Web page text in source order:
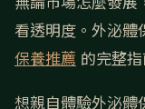
看透明度。外泌體
保養推薦 的完整指
想親自體驗外泌體